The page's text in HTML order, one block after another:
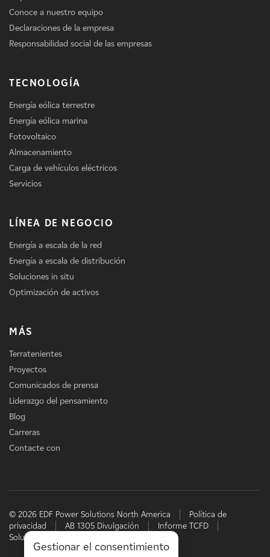
Conoce a nuestro equipo
Declaraciones de la empresa
Responsabilidad social de las empresas
TECNOLOGÍA
Energía eólica terrestre
Energía eólica marina
Fotovoltaico
Almacenamiento
Carga de vehículos eléctricos
Servicios
LÍNEA DE NEGOCIO
Energía a escala de la red
Energía a escala de distribución
Soluciones in situ
Optimización de activos
MÁS
Terratenientes
Proyectos
Comunicados de prensa
Liderazgo del pensamiento
Blog
Carreras
Contacte con
© 2026 EDF Power Solutions North America
Política de
privacidad
AB 1305 Divulgación
Informe TCFD
Soluciones energéticas de EDF
Gestionar el consentimiento